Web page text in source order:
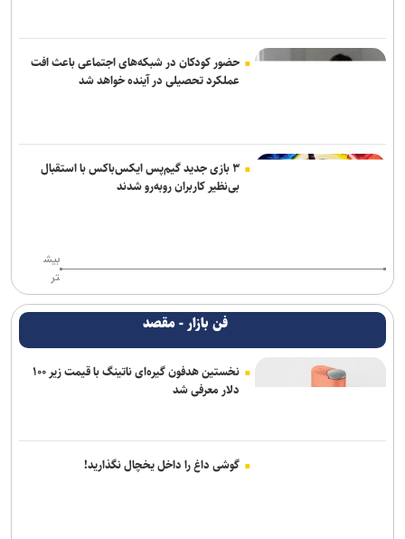
حضور کودکان در شبکه‌های اجتماعی باعث افت
عملکرد تحصیلی در آینده خواهد شد
۳ بازی جدید گیم‌پس ایکس‌باکس با استقبال
بی‌نظیر کاربران روبه‌رو شدند
بیش
تر
فن بازار - مقصد
نخستین هدفون گیره‌ای ناتینگ با قیمت زیر ۱۰۰
دلار معرفی شد
گوشی داغ را داخل یخچال نگذارید!